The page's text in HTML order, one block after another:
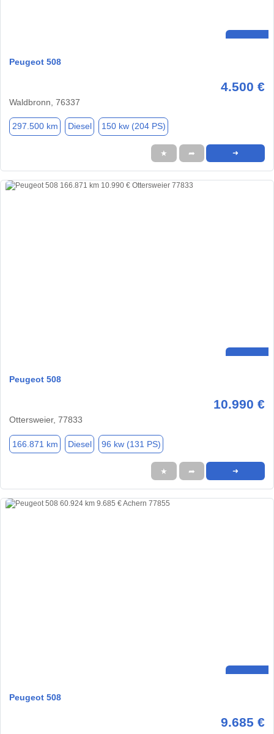
Peugeot 508
4.500 €
Waldbronn, 76337
297.500 km Diesel 150 kw (204 PS)
★ ➦ ➜
Peugeot 508
10.990 €
Ottersweier, 77833
166.871 km Diesel 96 kw (131 PS)
★ ➦ ➜
Peugeot 508
9.685 €